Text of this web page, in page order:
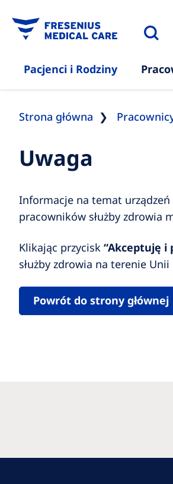
Pacjenci i Rodziny
Strona główna
Uwaga
Informacje na temat
pracowników służby zdrowia
Klikając przycisk “Akceptuję i
służby zdrowia na terenie
Powrót do strony głównej